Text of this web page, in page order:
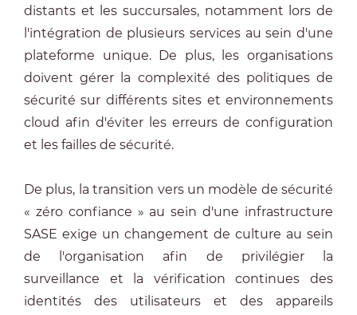
distants et les succursales, notamment lors de
l'intégration de plusieurs services au sein d'une
plateforme unique. De plus, les organisations
doivent gérer la complexité des politiques de
sécurité sur différents sites et environnements
cloud afin d'éviter les erreurs de configuration
et les failles de sécurité.
De plus, la transition vers un modèle de sécurité
« zéro confiance » au sein d'une infrastructure
SASE exige un changement de culture au sein
de l'organisation afin de privilégier la
surveillance et la vérification continues des
identités des utilisateurs et des appareils